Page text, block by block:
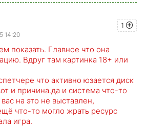
1
14:20
показать. Главное что она
Вдруг там картинка 18+ или
что активно юзается диск
и причина.да и система что-то
на это не выставлен,
что-то могло жрать ресурс
игра.